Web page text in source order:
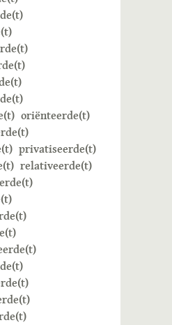
oriënteerde(t)
privatiseerde(t)
relativeerde(t)